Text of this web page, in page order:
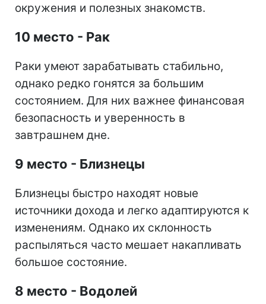
окружения и полезных знакомств.
10 место - Рак
Раки умеют зарабатывать стабильно,
однако редко гонятся за большим
состоянием. Для них важнее финансовая
безопасность и уверенность в
завтрашнем дне.
9 место - Близнецы
Близнецы быстро находят новые
источники дохода и легко адаптируются к
изменениям. Однако их склонность
распыляться часто мешает накапливать
большое состояние.
8 место - Водолей